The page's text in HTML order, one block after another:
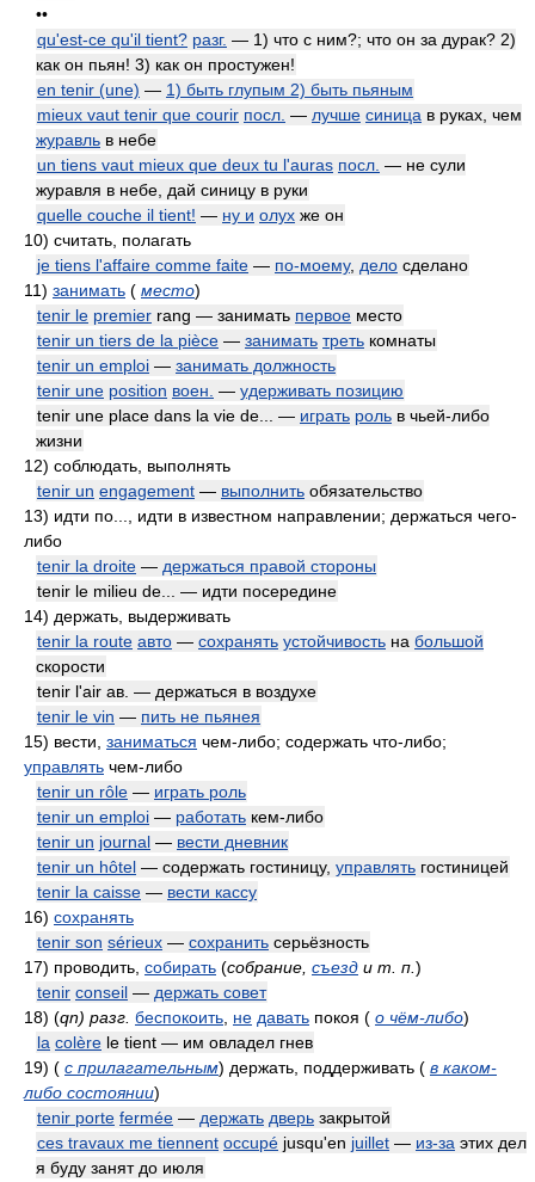
••
qu'est-ce qu'il tient? разг. — 1) что с ним?; что он за дурак? 2)
как он пьян! 3) как он простужен!
en tenir (une) — 1) быть глупым 2) быть пьяным
mieux vaut tenir que courir посл. — лучше синица в руках, чем
журавль в небе
un tiens vaut mieux que deux tu l'auras посл. — не сули
журавля в небе, дай синицу в руки
quelle couche il tient! — ну и олух же он
10) считать, полагать
je tiens l'affaire comme faite — по-моему, дело сделано
11) занимать ( место)
tenir le premier rang — занимать первое место
tenir un tiers de la pièce — занимать треть комнаты
tenir un emploi — занимать должность
tenir une position воен. — удерживать позицию
tenir une place dans la vie de... — играть роль в чьей-либо
жизни
12) соблюдать, выполнять
tenir un engagement — выполнить обязательство
13) идти по..., идти в известном направлении; держаться чего-
либо
tenir la droite — держаться правой стороны
tenir le milieu de... — идти посередине
14) держать, выдерживать
tenir la route авто — сохранять устойчивость на большой
скорости
tenir l'air ав. — держаться в воздухе
tenir le vin — пить не пьянея
15) вести, заниматься чем-либо; содержать что-либо;
управлять чем-либо
tenir un rôle — играть роль
tenir un emploi — работать кем-либо
tenir un journal — вести дневник
tenir un hôtel — содержать гостиницу, управлять гостиницей
tenir la caisse — вести кассу
16) сохранять
tenir son sérieux — сохранить серьёзность
17) проводить, собирать (собрание, съезд и т. п. )
tenir conseil — держать совет
18) (qn) разг. беспокоить не давать покоя ( о чём-либо)
la colère le tient — им овладел гнев
19) ( с прилагательным) держать, поддерживать ( в каком-
либо состоянии)
tenir porte fermée — держать дверь закрытой
ces travaux me tiennent occupé jusqu'en juillet — из-за этих дел
я буду занят до июля